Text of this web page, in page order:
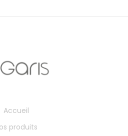
Accueil
produits